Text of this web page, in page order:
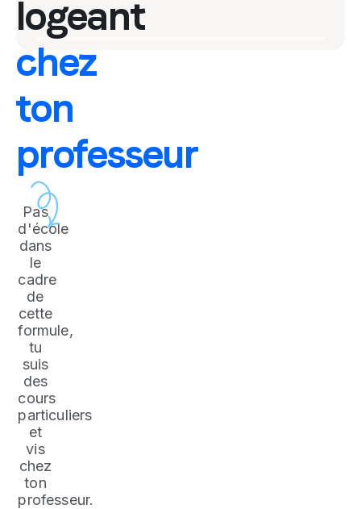
logeant
chez
ton
professeur
Pas
d'école
dans
le
cadre
de
cette
formule,
tu
suis
des
cours
particuliers
et
vis
chez
ton
professeur.